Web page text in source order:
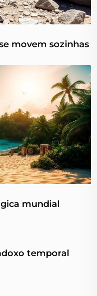
movem sozinhas
mundial
temporal